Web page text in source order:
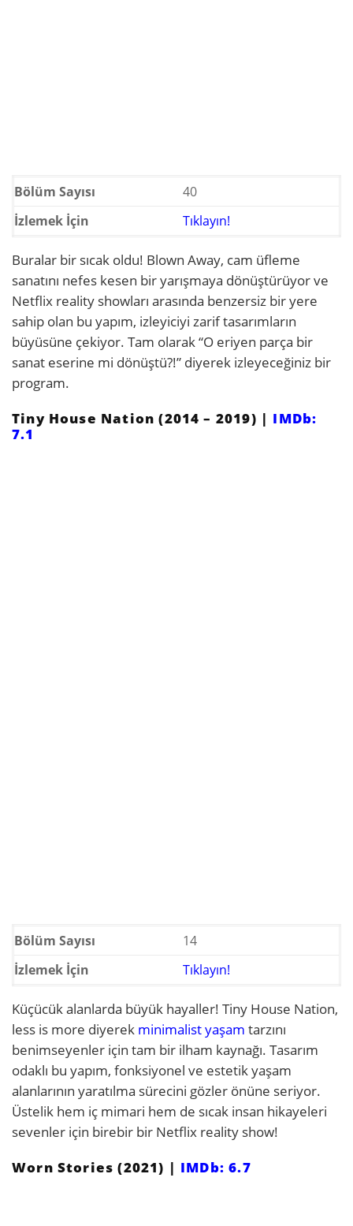
Bölüm Sayısı
40
İzlemek İçin
Tıklayın!
Buralar bir sıcak oldu! Blown Away, cam üfleme
sanatını nefes kesen bir yarışmaya dönüştürüyor ve
Netflix reality showları arasında benzersiz bir yere
sahip olan bu yapım, izleyiciyi zarif tasarımların
büyüsüne çekiyor. Tam olarak “O eriyen parça bir
sanat eserine mi dönüştü?!” diyerek izleyeceğiniz bir
program.
Tiny House Nation (2014 – 2019) | IMDb:
7.1
Bölüm Sayısı
14
İzlemek İçin
Tıklayın!
Küçücük alanlarda büyük hayaller! Tiny House Nation,
less is more diyerek minimalist yaşam tarzını
benimseyenler için tam bir ilham kaynağı. Tasarım
odaklı bu yapım, fonksiyonel ve estetik yaşam
alanlarının yaratılma sürecini gözler önüne seriyor.
Üstelik hem iç mimari hem de sıcak insan hikayeleri
sevenler için birebir bir Netflix reality show!
Worn Stories (2021) | IMDb: 6.7